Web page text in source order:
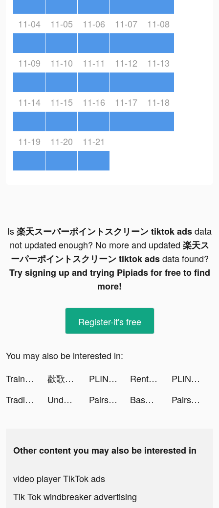
11-04 11-05 11-06 11-07 11-08
11-09 11-10 11-11 11-12 11-13
11-14 11-15 11-16 11-17 11-18
11-19 11-20 11-21
Is楽天スーパーポイントスクリーン tiktok adsdata
not updated enough? No more and updated 楽天ス
ーパーポイントスクリーン tiktok adsdata found?
Try signing up and trying Pipiads for free to find
more!
Register-it's free
You may also be interested in:
Train Ramp Jumping tiktok ads
歡歌Live-手機K歌就上歡歌 tiktok ads PLINK - ゲーム友達募集マッチングアプリ tiktok ads Rent Please! Landlord Sim tiktok ads
PLINK - ゲーム友達募集マッチングアプリ tiktok ads
Trading Legend tiktok ads
Undead City: Zombie Survival tiktok ads Pairs(ペアーズ) tiktok ads Base Jump Wing Suit Flying tiktok ads Pairs(ペアーズ) tiktok ads
Other content you may also be interested in
video player TikTok ads
Tik Tok windbreaker advertising